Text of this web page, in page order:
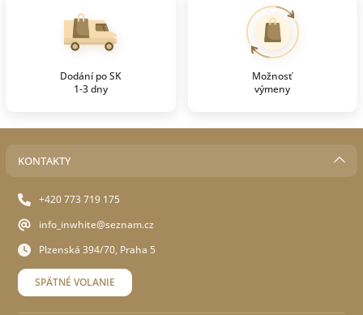
Dodání po SK
1-3 dny
Možnosť
výmeny
KONTAKTY
+420 773 719 175
info_inwhite@seznam.cz
Plzenská 394/70, Praha 5
SPÄTNÉ VOLANIE